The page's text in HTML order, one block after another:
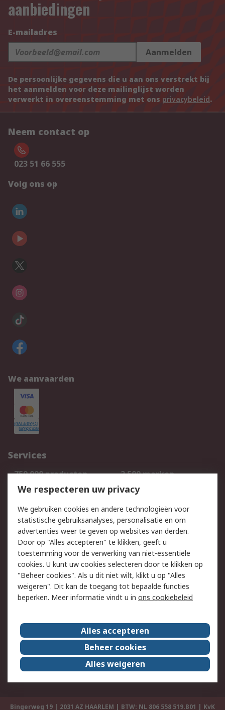
aanbiedingen
E-mailadres
Aanmelden
De persoonlijke gegevens die u aan ons verstrekt bij
het aanmelden voor deze mailinglijst worden
verwerkt in overeenstemming met ons privacybeleid.
Neem contact op
023 51 66 555
Volg ons op
We aanvaarden
Services
750.000 producten
2.500 merken
Bestellen
Inkoopoplossingen
Track & Trace
Wettelijk
Cookiebeleid
Email veiligheid
Privacybeleid
Websitevoorwaarden
Algemene
verkoopvoorwaarden
Over RS
RS Group
Over ons
RS wereldwijd
Werken bij RS
ESG
Bingerweg 19 | 2031 AZ HAARLEM | BTW: NL 806 558 519.B01 | KvK
We respecteren uw privacy
We gebruiken cookies en andere technologieën voor
statistische gebruiksanalyses, personalisatie en om
advertenties weer te geven op websites van derden.
Door op "Alles accepteren" te klikken, geeft u
toestemming voor de verwerking van niet-essentiële
cookies. U kunt uw cookies selecteren door te klikken op
"Beheer cookies". Als u dit niet wilt, klikt u op "Alles
weigeren". Dit kan de toegang tot bepaalde functies
beperken. Meer informatie vindt u in ons cookiebeleid
Alles accepteren
Beheer cookies
Alles weigeren